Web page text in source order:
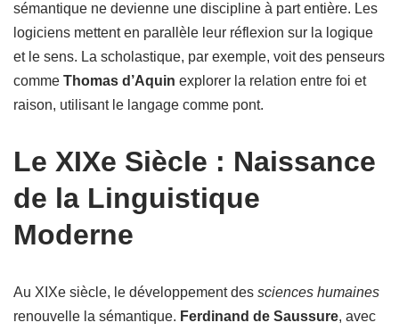
sémantique ne devienne une discipline à part entière. Les
logiciens mettent en parallèle leur réflexion sur la logique
et le sens. La scholastique, par exemple, voit des penseurs
comme Thomas d’Aquin explorer la relation entre foi et
raison, utilisant le langage comme pont.
Le XIXe Siècle : Naissance
de la Linguistique
Moderne
Au XIXe siècle, le développement des sciences humaines
renouvelle la sémantique. Ferdinand de Saussure, avec